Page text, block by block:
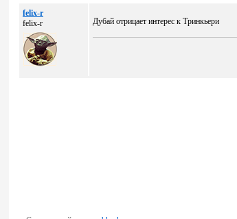
felix-r
felix-r
Дубай отрицает интерес к Тринкьери